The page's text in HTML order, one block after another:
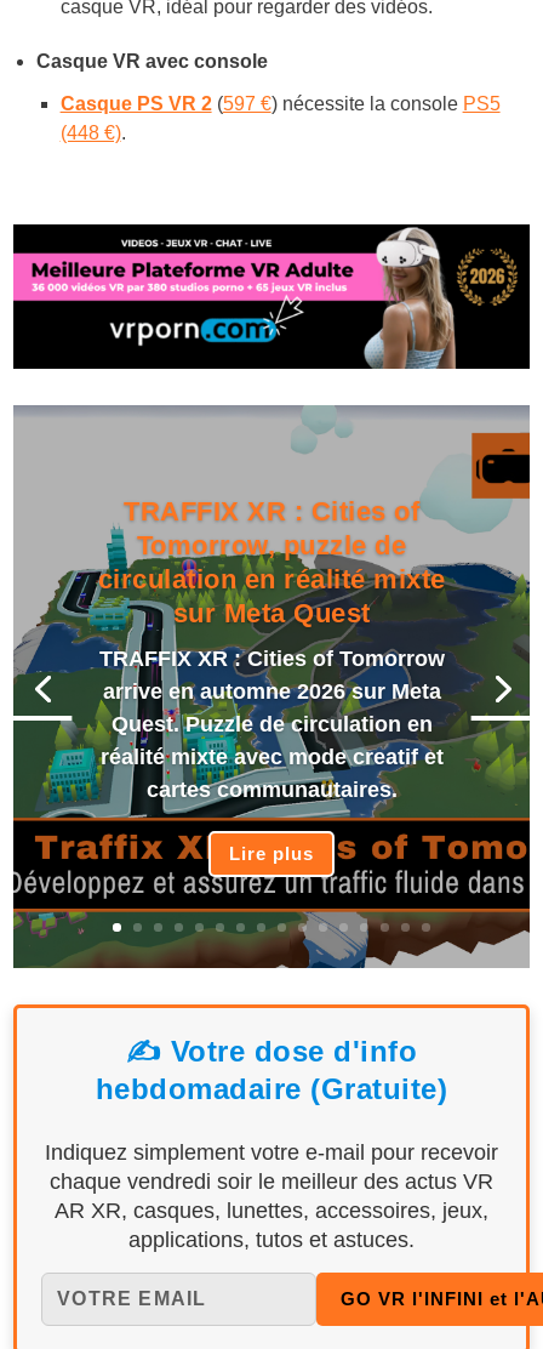
casque VR, idéal pour regarder des vidéos.
Casque VR avec console
Casque PS VR 2(597 €) nécessite la console PS5
(448 €).
TRAFFIX XR : Cities of
Tomorrow, puzzle de
circulation en réalité mixte
sur Meta Quest
TRAFFIX XR : Cities of Tomorrow
arrive en automne 2026 sur Meta
Quest. Puzzle de circulation en
réalité mixte avec mode creatif et
cartes communautaires.
Lire plus
✍️ Votre dose d'info
hebdomadaire (Gratuite)
Indiquez simplement votre e-mail pour recevoir
chaque vendredi soir le meilleur des actus VR
AR XR, casques, lunettes, accessoires, jeux,
applications, tutos et astuces.